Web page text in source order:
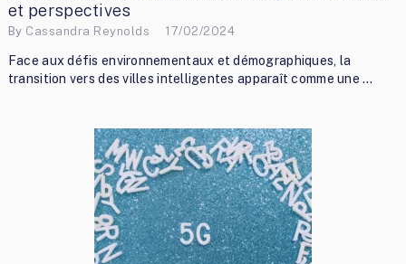
et perspectives
By Cassandra Reynolds 17/02/2024
Face aux défis environnementaux et démographiques, la
transition vers des villes intelligentes apparaît comme une …